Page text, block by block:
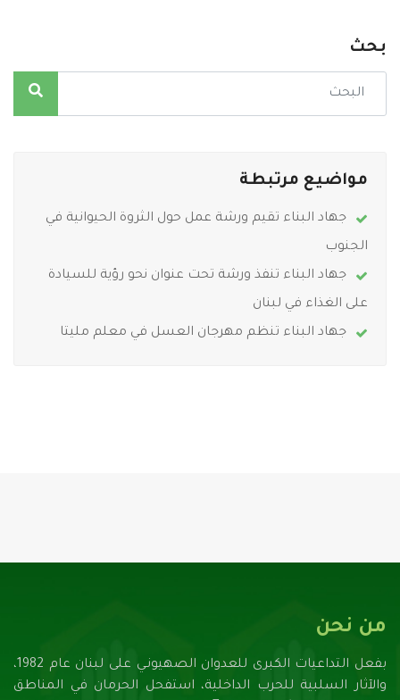
بحث
مواضيع مرتبطة
جهاد البناء تقيم ورشة عمل حول الثروة الحيوانية في
الجنوب
جهاد البناء تنفذ ورشة تحت عنوان نحو رؤية للسيادة
على الغذاء في لبنان
جهاد البناء تنظم مهرجان العسل في معلم مليتا
من نحن
بفعل التداعيات الكبرى للعدوان الصهيونـي على لبنان عام 1982،
والآثار السلبية للحرب الداخلية، استفحل الحرمان في المناطق